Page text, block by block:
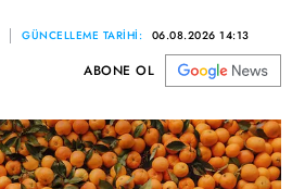
GÜNCELLEME TARİHİ: 06.08.2026 14:13
ABONE OL